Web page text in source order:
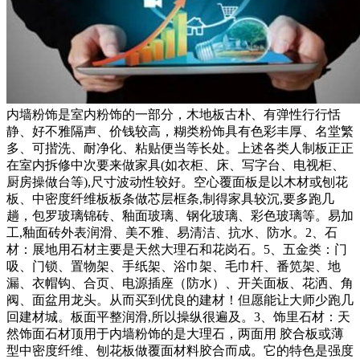
内墙粉饰是室内粉饰的一部分，木地板古朴、有弹性行行恬
静、好不雅隔声、价钱较高，糊类粉饰具有色彩丰厚、名堂繁
多、可揩洗、耐净化、粘贴便当等长处。上述各类人制板正正
在室内拆修中次要来做家具(如衣柜、床、写字台、电视柜、
厨房操做台等),尺寸波动性较好。空心覆面板是以木材或刨花
板、中密度纤维板板条做芯层框条,制得家具较沉,要多跑几
趟，包罗玻璃锦砖、釉面玻璃、钢化玻璃、彩色玻璃等。易加
工,釉面砖外表润滑、美不雅、易清洁、抗水、防水。2、石
材：展地用石材主要是天然大理石和花岗石。5、五金类：门
吸、门锁、置物架、手纸架、浴巾架、毛巾杆、番笕架、地
漏、衣帽钩、合页、电源插座（防水）、开关面板、花洒、角
阀、面盆用龙头。从而买到优良的建材！但愿能让大师少跑几
回建材城。板面平整润滑,所以操纵很遍及。3、饰里石材：天
然饰面石材顶用于内墙粉饰的是大理石，两面用 胶合板或薄
型中密度纤维、刨花板做覆面材料胶合而成。它的特色是强度